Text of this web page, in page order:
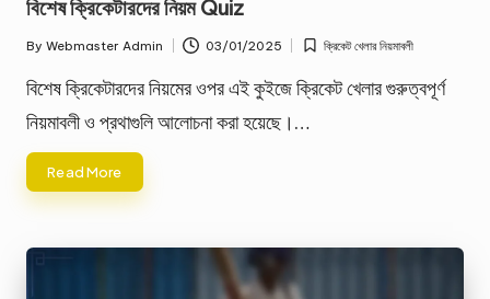
বিশেষ ক্রিকেটারদের নিয়ম Quiz
Posted
by
By Webmaster Admin 03/01/2025
Posted
in
ক্রিকেট খেলার নিয়মাবলী
বিশেষ ক্রিকেটারদের নিয়মের ওপর এই কুইজে ক্রিকেট খেলার গুরুত্বপূর্ণ
নিয়মাবলী ও প্রথাগুলি আলোচনা করা হয়েছে।…
Read More